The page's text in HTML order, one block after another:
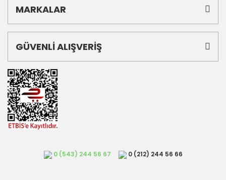
MARKALAR
GÜVENLİ ALIŞVERİŞ
0 (543) 244 56 67 0 (212) 244 56 66